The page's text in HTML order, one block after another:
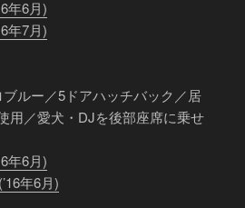
年6月)
年7月)
ルー／5ドアハッチバック／居
用／愛犬・DJを後部座席に乗せ
年6月)
年6月)